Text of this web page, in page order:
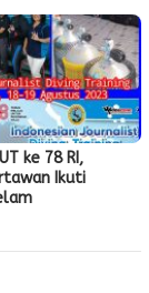
ke 78 RI,
Ikuti